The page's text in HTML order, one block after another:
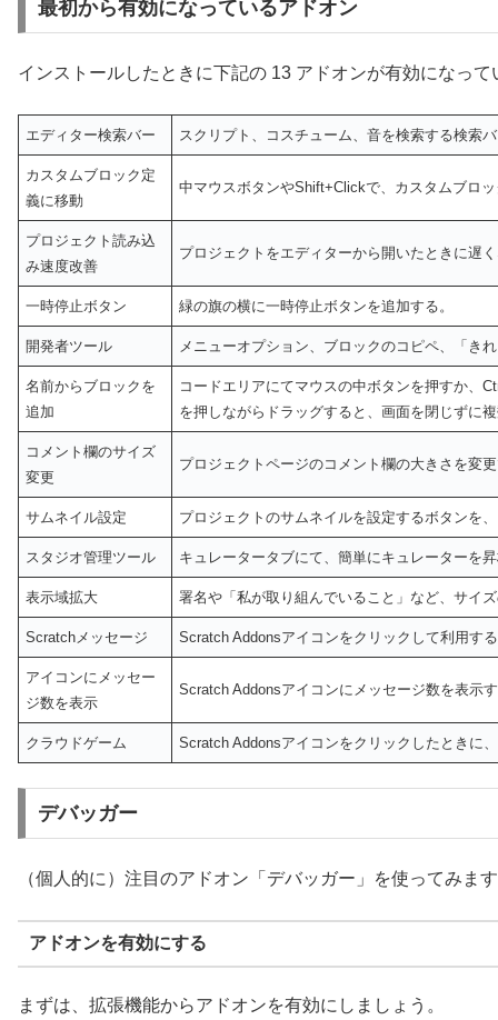
最初から有効になっているアドオン
インストールしたときに下記の 13 アドオンが有効になって
エディター検索バー スクリプト、コスチューム、音を検索する検索
カスタムブロック定
義に移動
中マウスボタンやShift+Clickで、カスタムブロ
プロジェクト読み込
み速度改善
プロジェクトをエディターから開いたときに遅
一時停止ボタン 緑の旗の横に一時停止ボタンを追加する。
開発者ツール メニューオプション、ブロックのコピペ、「き
名前からブロックを
追加
コードエリアにてマウスの中ボタンを押すか、
を押しながらドラッグすると、画面を閉じずに
コメント欄のサイズ
変更
プロジェクトページのコメント欄の大きさを変
サムネイル設定 プロジェクトのサムネイルを設定するボタンを
スタジオ管理ツール キュレータータブにて、簡単にキュレーターを
表示域拡大 署名や「私が取り組んでいること」など、サイ
Scratchメッセージ Scratch Addonsアイコンをクリックして利用す
アイコンにメッセー
ジ数を表示
Scratch Addonsアイコンにメッセージ数を表示
クラウドゲーム Scratch Addonsアイコンをクリックしたときに
デバッガー
（個人的に）注目のアドオン「デバッガー」を使ってみま
アドオンを有効にする
まずは、拡張機能からアドオンを有効にしましょう。